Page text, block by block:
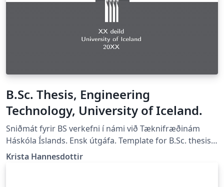
B.Sc. Thesis, Engineering
Technology, University of Iceland.
Sniðmát fyrir BS verkefni í námi við Tæknifræðinám
Háskóla Íslands. Ensk útgáfa. Template for B.Sc. thesis
at the Engineering Technology studies, University of
Krista Hannesdottir